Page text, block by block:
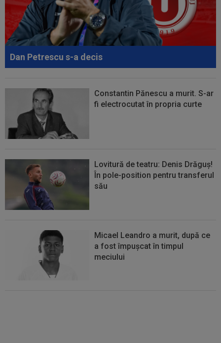
17:09
Dur! România a pierdut la scor în fața Franței,
la Campionatul Mondial. Singura...
17:07
MM Stoica, convins când a văzut ce ”nebunie”
a făcut fiica sa Teodora: ”Am fost...
Dan Petrescu s-a decis
Constantin Pănescu a murit. S-ar
fi electrocutat în propria curte
Lovitură de teatru: Denis Drăguș!
În pole-position pentru transferul
său
Micael Leandro a murit, după ce
a fost împușcat în timpul
meciului